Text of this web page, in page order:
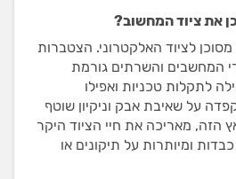
את ציוד המחשוב?
לציוד האלקטרוני. הצטברות
המחשבים והשרתים גורמת
לתקלות טכניות ואפילו
על שאיבת אבק וניקיון שוטף
הזה, מאריכה את חיי הציוד היקר
ומיותרות על תיקונים או